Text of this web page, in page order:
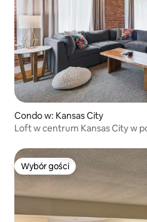
Condo w: Kansas City
Loft w centrum Kansas City w
Wybór gości
Wybór gości